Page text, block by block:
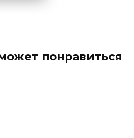
понравиться